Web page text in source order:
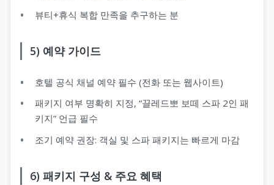
뷰티+휴식 복합 만족을 추구하는 분
5) 예약 가이드
호텔 공식 채널 예약 필수 (전화 또는 웹사이트)
패키지 여부 명확히 지정, “끌레드뽀 보떼 스파 2인 패
키지” 언급 필수
조기 예약 권장: 객실 및 스파 패키지는 빠르게 마감
6) 패키지 구성 & 주요 혜택